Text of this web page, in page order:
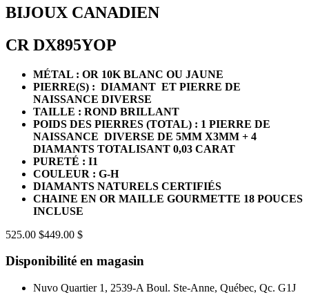
BIJOUX CANADIEN
CR DX895YOP
MÉTAL : OR 10K BLANC OU JAUNE
PIERRE(S) : DIAMANT ET PIERRE DE
NAISSANCE DIVERSE
TAILLE : ROND BRILLANT
POIDS DES PIERRES (TOTAL) : 1 PIERRE DE
NAISSANCE DIVERSE DE 5MM X3MM + 4
DIAMANTS TOTALISANT 0,03 CARAT
PURETÉ : I1
COULEUR : G-H
DIAMANTS NATURELS CERTIFIÉS
CHAINE EN OR MAILLE GOURMETTE 18 POUCES
INCLUSE
525.00 $449.00 $
Disponibilité en magasin
Nuvo Quartier 1, 2539-A Boul. Ste-Anne, Québec, Qc. G1J